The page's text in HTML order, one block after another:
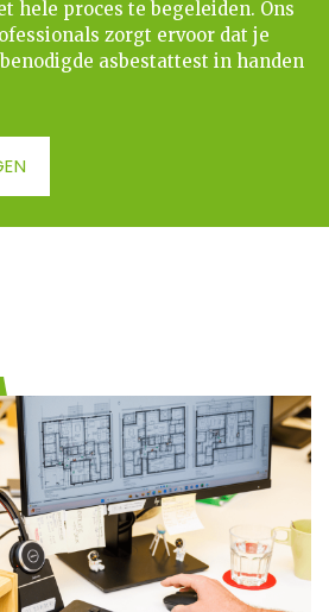
hele proces te begeleiden. Ons
zorgt ervoor dat je
asbestattest in handen